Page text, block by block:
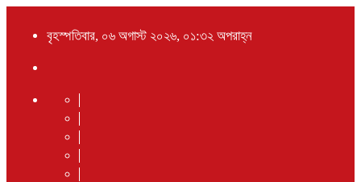
বৃহস্পতিবার, ০৬ অগাস্ট ২০২৬, ০১:৩২ অপরাহ্ন